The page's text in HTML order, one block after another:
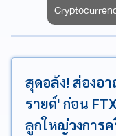
สุดอลัง! ส่องอ
รายด์' ก่อน
ลูกใหญ่วงการ